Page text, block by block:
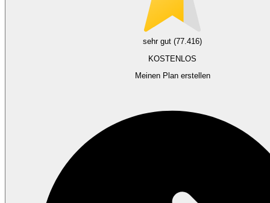
sehr gut (77.416)
KOSTENLOS
Meinen Plan erstellen